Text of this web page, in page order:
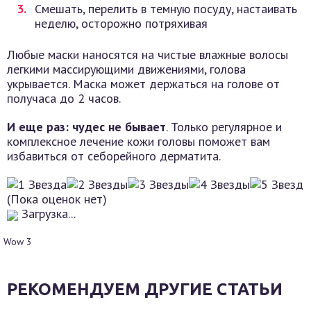
Смешать, перелить в темную посуду, настаивать
неделю, осторожно потряхивая
Любые маски наносятся на чистые влажные волосы
легкими массирующими движениями, голова
укрывается. Маска может держаться на голове от
получаса до 2 часов.
И еще раз: чудес не бывает. Только регулярное и
комплексное лечение кожи головы поможет вам
избавиться от себорейного дерматита.
(Пока оценок нет)
Загрузка...
Wow 3
РЕКОМЕНДУЕМ ДРУГИЕ СТАТЬИ